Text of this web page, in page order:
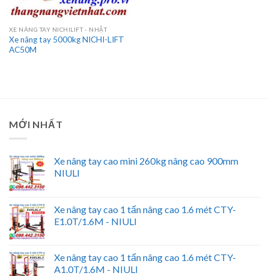
XE NÂNG TAY NICHILIFT - NHẬT
Xe nâng tay 5000kg NICHI-LIFT
AC50M
MỚI NHẤT
Xe nâng tay cao mini 260kg nâng cao 900mm
NIULI
Xe nâng tay cao 1 tấn nâng cao 1.6 mét CTY-
E1.0T/1.6M - NIULI
Xe nâng tay cao 1 tấn nâng cao 1.6 mét CTY-
A1.0T/1.6M - NIULI